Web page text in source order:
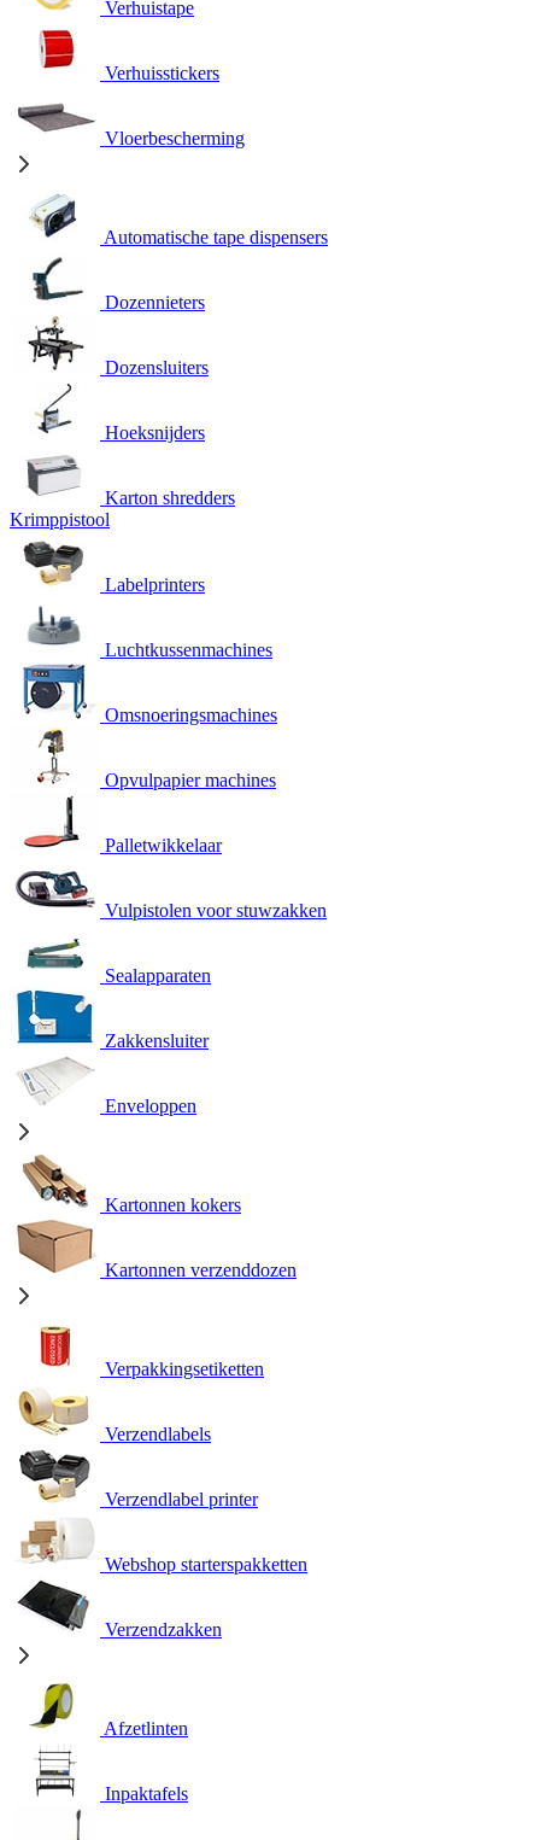
Verhuistape
Verhuisstickers
Vloerbescherming
Automatische tape dispensers
Dozennieters
Dozensluiters
Hoeksnijders
Karton shredders
Krimppistool
Labelprinters
Luchtkussenmachines
Omsnoeringsmachines
Opvulpapier machines
Palletwikkelaar
Vulpistolen voor stuwzakken
Sealapparaten
Zakkensluiter
Enveloppen
Kartonnen kokers
Kartonnen verzenddozen
Verpakkingsetiketten
Verzendlabels
Verzendlabel printer
Webshop starterspakketten
Verzendzakken
Afzetlinten
Inpaktafels